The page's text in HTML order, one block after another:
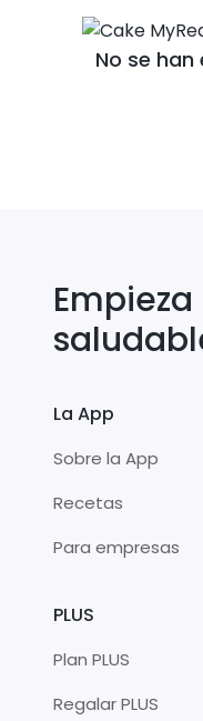
No se
La App
Sobre la App
Recetas
Para empresas
PLUS
Plan PLUS
Regalar PLUS